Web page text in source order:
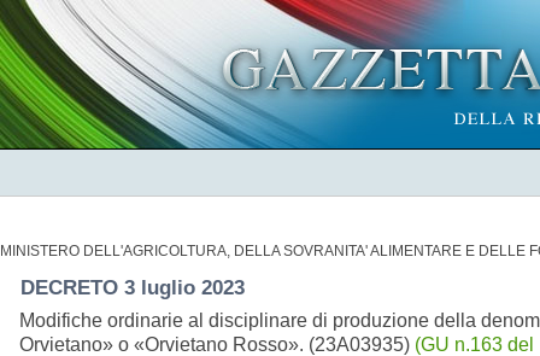
MINISTERO DELL'AGRICOLTURA, DELLA SOVRANITA' ALIMENTARE E DELLE
DECRETO 3 luglio 2023
Modifiche ordinarie al disciplinare di produzione della
Orvietano» o «Orvietano Rosso». (23A03935) (GU n.163 del